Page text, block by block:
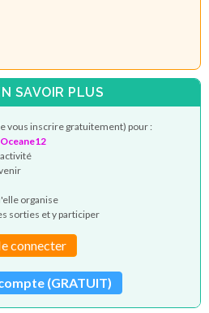
SAVOIR PLUS
vous inscrire gratuitement) pour :
Oceane12
organise
sorties et y participer
connecter
(GRATUIT)